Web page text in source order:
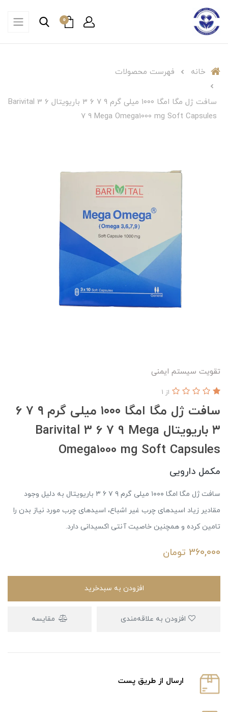
0
خانه فهرست محصولات
سافت ژل مگا امگا ۱۰۰۰ میلی گرم ۹ ۷ ۶ ۳ باریویتال Barivital 3 6
7 9 Mega Omega1000 mg Soft Capsules
تقویت سیستم ایمنی
سافت ژل مگا امگا ۱۰۰۰ میلی گرم ۹ ۷ ۶
۳ باریویتال Barivital 3 6 7 9 Mega
Omega1000 mg Soft Capsules
از 1
مکمل دارویی
سافت ژل مگا امگا ۱۰۰۰ میلی گرم ۹ ۷ ۶ ۳ باریویتال به دلیل وجود
مقادیر زیاد اسیدهای چرب غیر اشباع، اسیدهای چرب مورد نیاز بدن را
تامین کرده و همچنین خاصیت آنتی اکسیدانی دارد.
360,000 تومان
افزودن به سبدخرید
مقایسه
ارسال از طریق پست